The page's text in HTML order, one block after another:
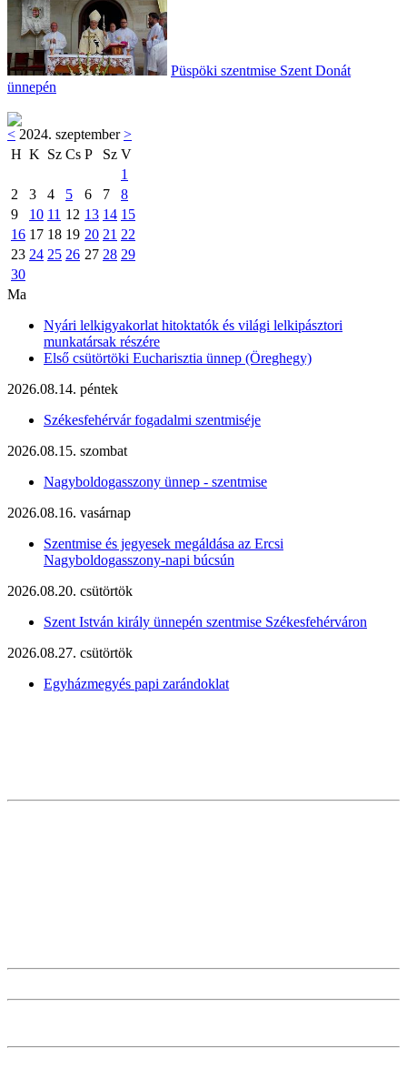
Püspöki szentmise Szent Donát
ünnepén
< 2024. szeptember>
H K Sz Cs P Sz V
1
2
3 4 5 6 7
8
9
10 11 12 13 14 15
16 17 18 19 20 21 22
23 24 25 26 27 28 29
30
Ma
Nyári lelkigyakorlat hitoktatók és világi lelkipásztori
munkatársak részére
Első csütörtöki Eucharisztia ünnep (Öreghegy)
2026.08.14. péntek
Székesfehérvár fogadalmi szentmiséje
2026.08.15. szombat
Nagyboldogasszony ünnep - szentmise
2026.08.16. vasárnap
Szentmise és jegyesek megáldása az Ercsi
Nagyboldogasszony-napi búcsún
2026.08.20. csütörtök
Szent István király ünnepén szentmise Székesfehérváron
2026.08.27. csütörtök
Egyházmegyés papi zarándoklat